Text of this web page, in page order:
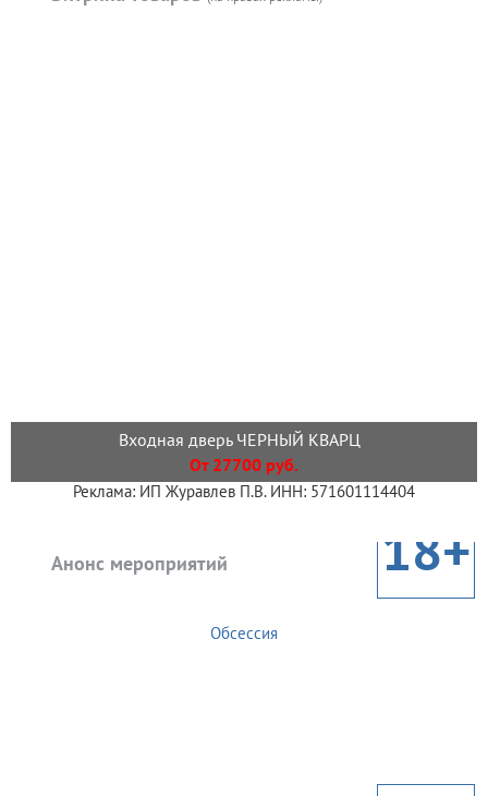
Входная дверь ЧЕРНЫЙ КВАРЦ
От 27700 руб.
Реклама: ИП Журавлев П.В. ИНН: 571601114404
Анонс мероприятий 18+
Обсессия